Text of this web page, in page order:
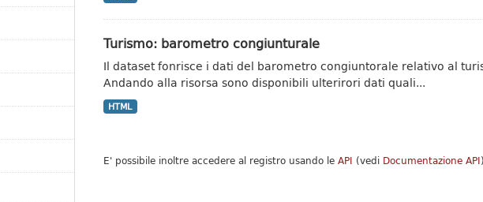
Turismo: barometro congiunturale
Il dataset fonrisce i dati del barometro congiuntorale relativo al
Andando alla risorsa sono disponibili ulterirori dati quali...
HTML
E' possibile inoltre accedere al registro usando le API (vedi Documentazione API